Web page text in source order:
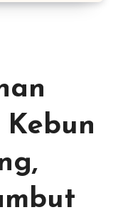
Kebun